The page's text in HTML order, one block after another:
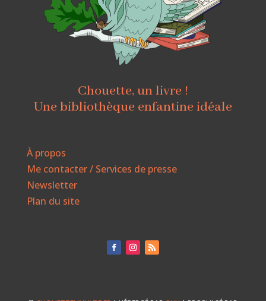
Chouette, un livre !
Une bibliothèque enfantine idéale
À propos
Me contacter / Services de presse
Newsletter
Plan du site